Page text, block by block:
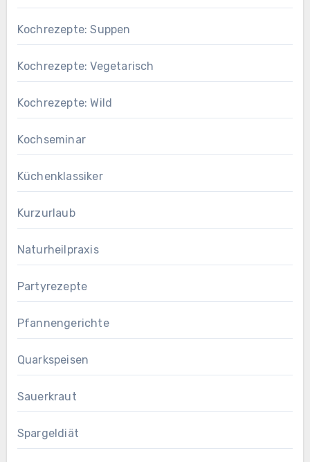
Kochrezepte: Suppen
Kochrezepte: Vegetarisch
Kochrezepte: Wild
Kochseminar
Küchenklassiker
Kurzurlaub
Naturheilpraxis
Partyrezepte
Pfannengerichte
Quarkspeisen
Sauerkraut
Spargeldiät